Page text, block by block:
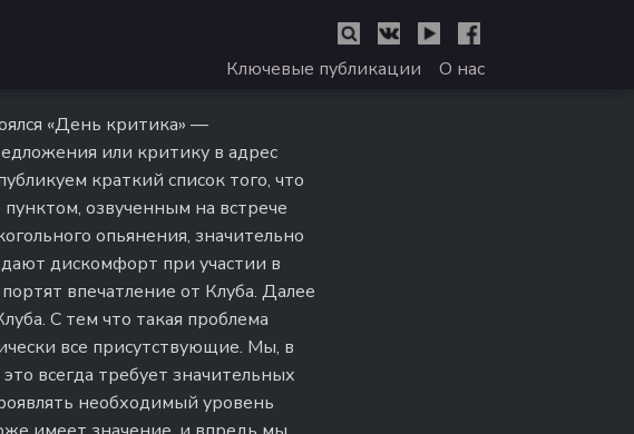
Ключевые публикации О нас
«День критика» —
или критику в адрес
краткий список того, что
озвученным на встрече
опьянения, значительно
дискомфорт при участии в
впечатление от Клуба. Далее
С тем что такая проблема
все присутствующие. Мы, в
всегда требует значительных
необходимый уровень